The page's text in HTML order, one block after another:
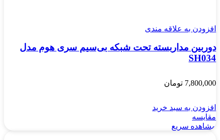
افزودن به علاقه مندی
دوربین مداربسته تحت شبکه بی‌سیم سری هوم مدل
SH034
7,800,000 تومان
افزودن به سبد خرید
مقایسه
مشاهده سریع